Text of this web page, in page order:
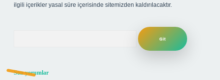
ilgili içerikler yasal süre içerisinde sitemizden kaldırılacaktır.
Son yorumlar